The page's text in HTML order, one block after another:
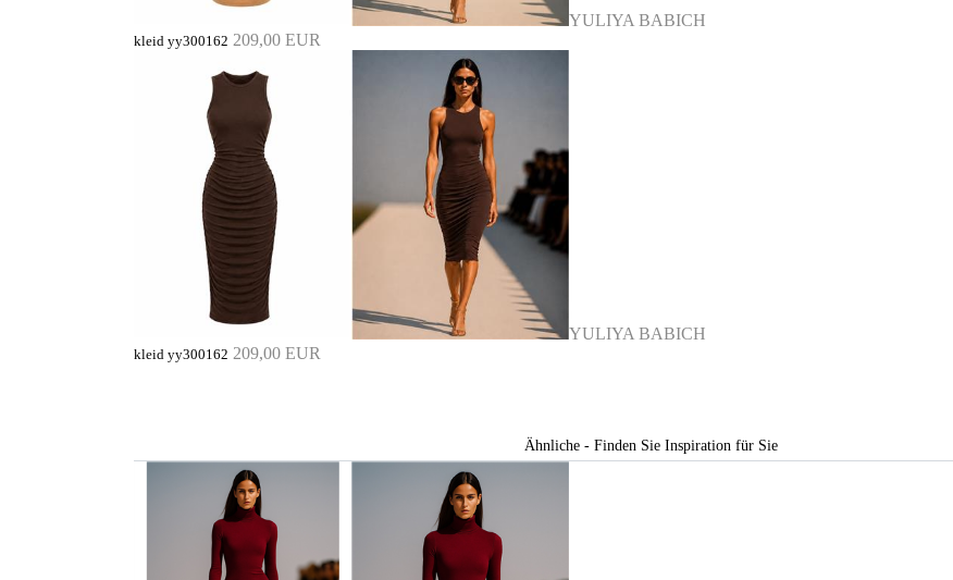
YULIYA BABICH
kleid yy300162 209,00 EUR
YULIYA BABICH
kleid yy300162 209,00 EUR
Ähnliche - Finden Sie Inspiration für Sie